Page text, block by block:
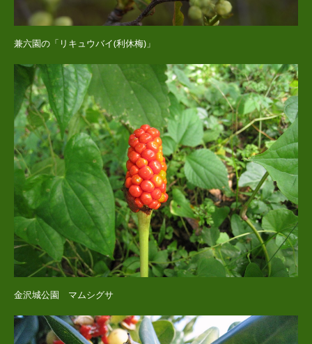
兼六園の「リキュウバイ(利休梅)」
金沢城公園 マムシグサ